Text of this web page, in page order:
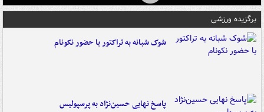
برگزیده ورزشی
شوک شبانه به تراکتور با حضور نکونام
پاسخ نهایی حسین‌نژاد به پرسپولیس